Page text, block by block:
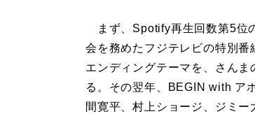
まず、Spotify再生回数第5位
会を務めたフジテレビの特別
エンディングテーマを、さん
る。その翌年、BEGIN with ア
間寛平、村上ショージ、ジミ